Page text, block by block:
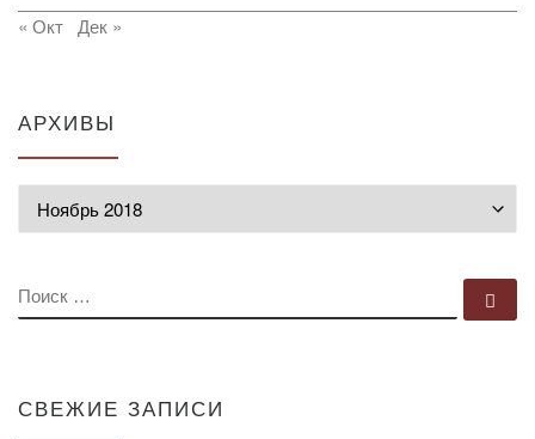
« Окт
Дек »
АРХИВЫ
ПОИСК
СВЕЖИЕ ЗАПИСИ